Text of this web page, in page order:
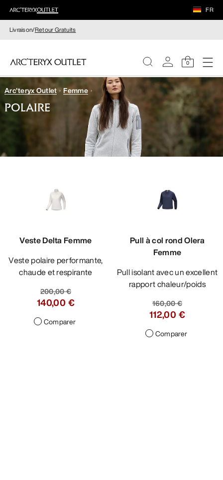
FR
Livraison/Retour Gratuits
0
FEMME
HOMME
Arc'teryx Outlet Femme
POLAIRE
Veste Delta Femme
Veste polaire performante,
chaude et respirante
200,00 €
140,00 €
Comparer
Pull à col rond Olera
Femme
Pull isolant avec un excellent
rapport chaleur/poids
160,00 €
112,00 €
Comparer